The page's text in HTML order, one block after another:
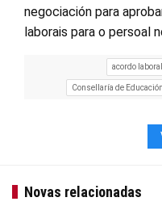
negociación para
laborais para o persoal
acordo laboral
Consellaría de Educación
Novas relacionadas